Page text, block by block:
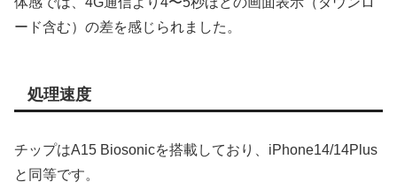
ード含む）の差を感じられました。
処理速度
チップはA15 Biosonicを搭載しており、iPhone14/14Plus
と同等です。